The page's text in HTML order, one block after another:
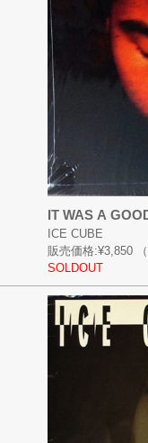
IT WAS A
ICE CUBE
販売価格:¥3,850
SOLDOUT